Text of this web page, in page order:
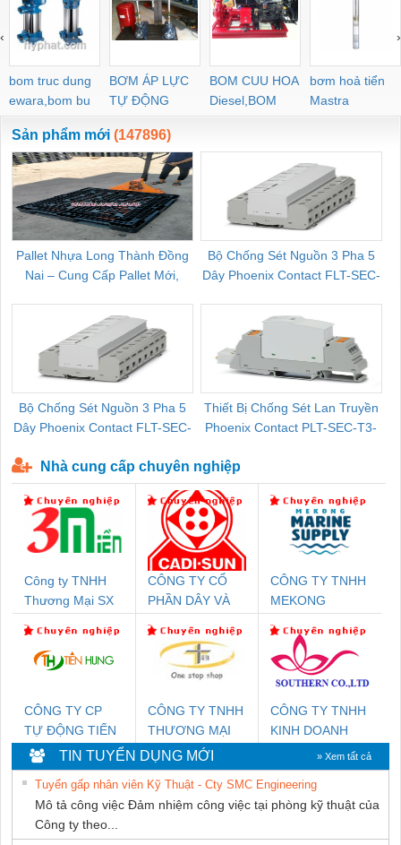
bom truc dung
ewara,bom bu
ewara
BƠM ÁP LỰC
TỰ ĐỘNG
BOM CUU HOA
Diesel,BOM
CHUA CHAY
bơm hoả tiển
Mastra
‹ ›
Sản phẩm mới (147896)
Pallet Nhựa Long Thành Đồng
Nai – Cung Cấp Pallet Mới,
Bộ Chống Sét Nguồn 3 Pha 5
Dây Phoenix Contact FLT-SEC-
Bộ Chống Sét Nguồn 3 Pha 5
Dây Phoenix Contact FLT-SEC-
Thiết Bị Chống Sét Lan Truyền
Phoenix Contact PLT-SEC-T3-
Nhà cung cấp chuyên nghiệp
Công ty TNHH
Thương Mại SX
CÔNG TY CỔ
PHẦN DÂY VÀ
THƯỢNG ĐÌNH
CÔNG TY TNHH
MEKONG
SUPPLY
CÔNG TY CP
TỰ ĐỘNG TIẾN
HƯNG
CÔNG TY TNHH
THƯƠNG MẠI
THIÊN ÂN VIỆT
NAM
CÔNG TY TNHH
KINH DOANH
DỊCH VỤ XNK
PHƯƠNG NAM
TIN TUYỂN DỤNG MỚI » Xem tất cả
Tuyển gấp nhân viên Kỹ Thuật - Cty SMC Engineering
Mô tả công việc Đảm nhiệm công việc tại phòng kỹ thuật của
Công ty theo...